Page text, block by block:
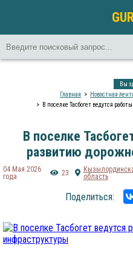
Вы
Главная
Новостная
В поселке Тасбогет ведутся
В поселке
развитию
04 Мая 2026
года
23
область
Поделиться: